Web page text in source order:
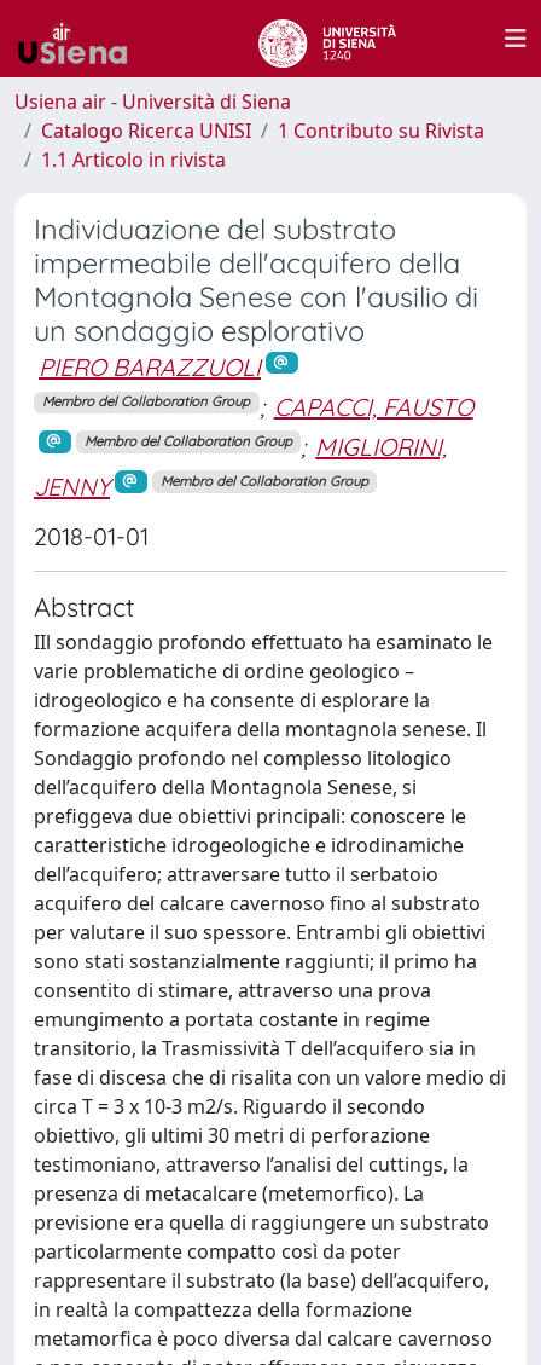
Usiena air - Università di Siena
Catalogo Ricerca UNISI
1 Contributo su Rivista
1.1 Articolo in rivista
Individuazione del substrato
impermeabile dell'acquifero della
Montagnola Senese con l'ausilio di
un sondaggio esplorativo
PIERO BARAZZUOLI
Membro del Collaboration Group ; CAPACCI, FAUSTO
Membro del Collaboration Group ; MIGLIORINI,
JENNY
Membro del Collaboration Group
2018-01-01
Abstract
IIl sondaggio profondo effettuato ha esaminato le
varie problematiche di ordine geologico –
idrogeologico e ha consente di esplorare la
formazione acquifera della montagnola senese. Il
Sondaggio profondo nel complesso litologico
dell’acquifero della Montagnola Senese, si
prefiggeva due obiettivi principali: conoscere le
caratteristiche idrogeologiche e idrodinamiche
dell’acquifero; attraversare tutto il serbatoio
acquifero del calcare cavernoso fino al substrato
per valutare il suo spessore. Entrambi gli obiettivi
sono stati sostanzialmente raggiunti; il primo ha
consentito di stimare, attraverso una prova
emungimento a portata costante in regime
transitorio, la Trasmissività T dell’acquifero sia in
fase di discesa che di risalita con un valore medio di
circa T = 3 x 10-3 m2/s. Riguardo il secondo
obiettivo, gli ultimi 30 metri di perforazione
testimoniano, attraverso l’analisi del cuttings, la
presenza di metacalcare (metemorfico). La
previsione era quella di raggiungere un substrato
particolarmente compatto così da poter
rappresentare il substrato (la base) dell’acquifero,
in realtà la compattezza della formazione
metamorfica è poco diversa dal calcare cavernoso